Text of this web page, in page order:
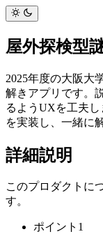
屋外探検型
2025年度の大阪大
解きアプリです。
るようUXを工夫
を実装し、一緒に
詳細説明
このプロダクトに
す。
ポイント1